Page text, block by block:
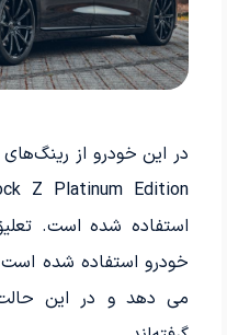
می دهد و در این حالت